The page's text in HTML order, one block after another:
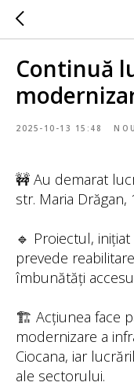
Continuă
2025-10-13 15:48
🚧 Au demarat
str. Maria Drăgan,
🔹 Proiectul,
prevede
îmbunătăți
🏗️ Acțiunea face
modernizare a
Ciocana, iar
ale sectorului.